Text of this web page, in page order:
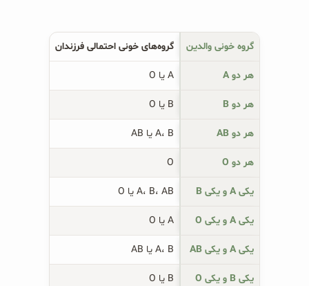
گروه خونی والدین گروه‌های خونی احتمالی فرزندان
هر دو A A یا O
هر دو B B یا O
هر دو AB A، B یا AB
هر دو O O
یکی A و یکی B A، B، AB یا O
یکی A و یکی O A یا O
یکی A و یکی AB A، B یا AB
یکی B و یکی O B یا O